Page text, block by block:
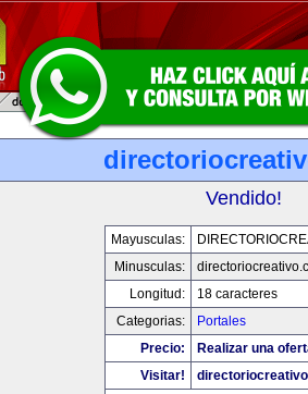
Vendido!
Mayusculas:
Minusculas:
Longitud:
18 caracteres
Categorias:
Portales
Precio:
Realizar una
Visitar!